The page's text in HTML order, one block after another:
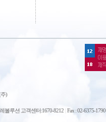
)
볼루션 고객센터:1670-8212 Fax : 02-6375-1790